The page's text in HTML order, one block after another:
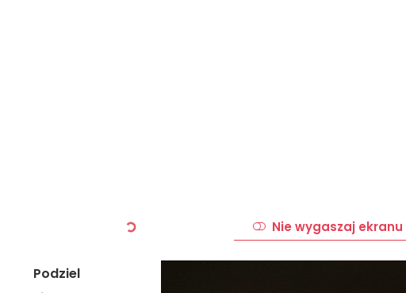
Podziel
Nie wygaszaj ekranu